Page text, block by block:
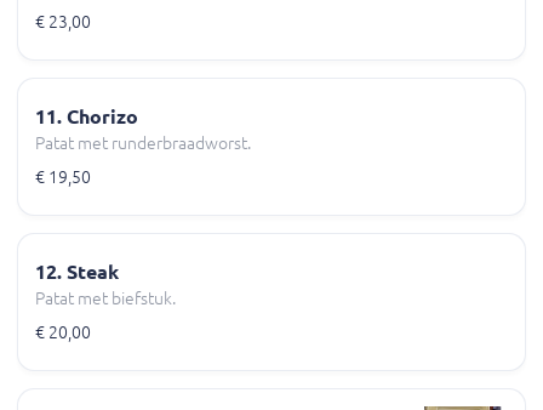
€ 23,00
11. Chorizo
Patat met runderbraadworst.
€ 19,50
12. Steak
Patat met biefstuk.
€ 20,00